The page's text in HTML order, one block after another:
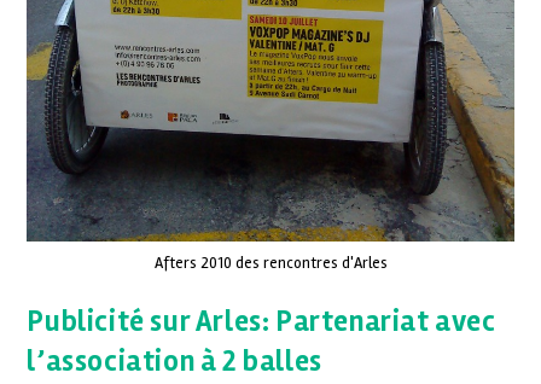
Afters 2010 des rencontres d'Arles
Publicité sur Arles: Partenariat avec
l’association à 2 balles